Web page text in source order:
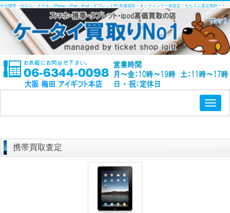
中古携帯・白ロム・スマホ・iPhone・iPad・iPod・タブレットPC高価買取！オンラインで一発査定！もちろん査定無料！！
携帯買取査定